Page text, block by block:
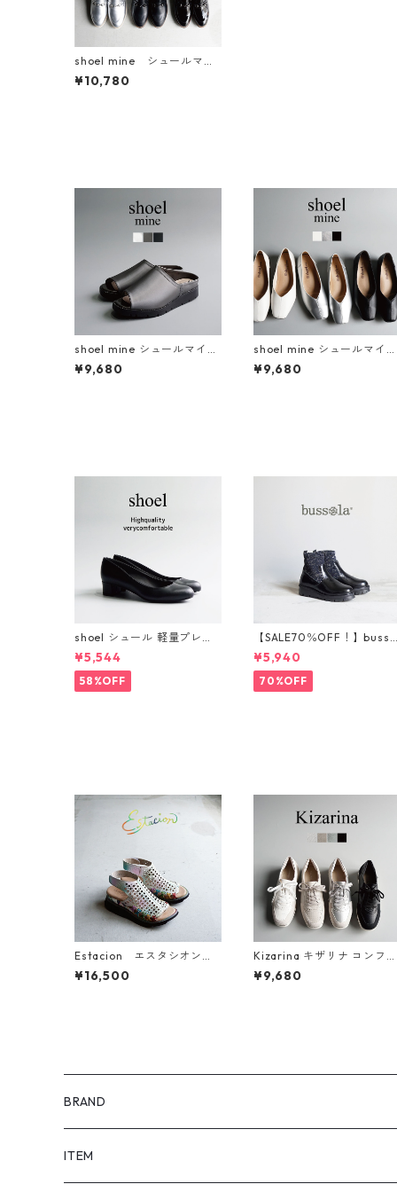
shoel mine シュールマイ
ン ビットローファー 993
9
¥10,780
shoel mine シュールマイン
ビジューアシンメトリー厚
底ミュールサンダル SM7656
¥9,680
shoel mine シュールマイン
スクエアトゥVカットパンプ
ス 7456
¥9,680
shoel シュール 軽量プレー
ンパンプス now235
¥5,544
58%OFF
【SALE70％OFF！】
a ブソラ ラメショートブ
ーツ 925520
¥5,940
70%OFF
Estacion エスタシオン
厚底サンダル F10-1
¥16,500
Kizarina キザリナ コンフォ
ートスニーカー 8112
¥9,680
BRAND
SHOEL / シュール
ITEM